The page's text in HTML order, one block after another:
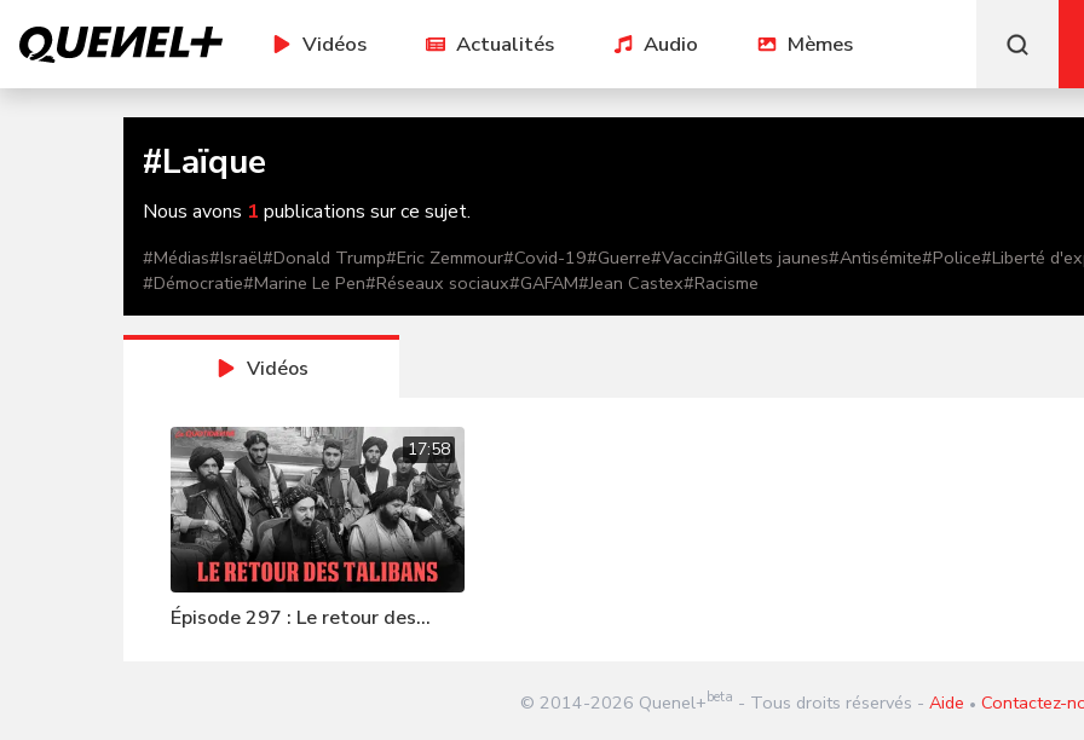
Vidéos Actualités Audio Mèmes
#Laïque
Nous avons 1 publications sur ce sujet.
#Médias#Israël#Donald Trump#Eric Zemmour#Covid-19#Guerre#Vaccin#Gillets jaunes#Antisémite#Police#Liberté
#Démocratie#Marine Le Pen#Réseaux sociaux#GAFAM#Jean Castex#Racisme
Vidéos
17:58
Épisode 297 : Le retour des
© 2014-2026 Quenel+beta - Tous droits réservés - Aide • Contactez-